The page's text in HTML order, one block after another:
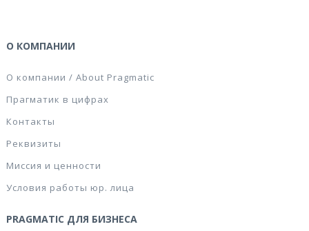
О КОМПАНИИ
О компании / About Pragmatic
Прагматик в цифрах
Контакты
Реквизиты
Миссия и ценности
Условия работы юр. лица
PRAGMATIC ДЛЯ БИЗНЕСА